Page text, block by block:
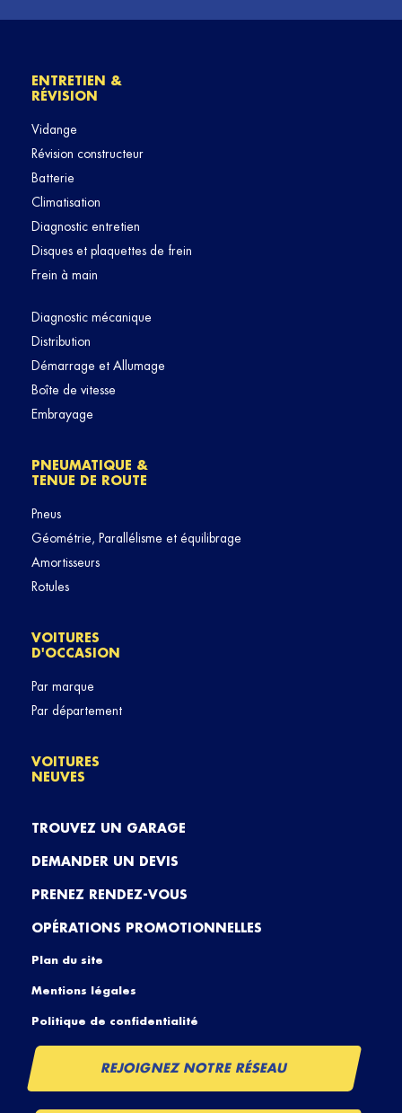
ENTRETIEN &
RÉVISION
Vidange
Révision constructeur
Batterie
Climatisation
Diagnostic entretien
Disques et plaquettes de frein
Frein à main
Diagnostic mécanique
Distribution
Démarrage et Allumage
Boîte de vitesse
Embrayage
PNEUMATIQUE &
TENUE DE ROUTE
Pneus
Géométrie, Parallélisme et équilibrage
Amortisseurs
Rotules
VOITURES
D'OCCASION
Par marque
Par département
VOITURES
NEUVES
TROUVEZ UN GARAGE
DEMANDER UN DEVIS
PRENEZ RENDEZ-VOUS
OPÉRATIONS PROMOTIONNELLES
Plan du site
Mentions légales
Politique de confidentialité
REJOIGNEZ NOTRE RÉSEAU